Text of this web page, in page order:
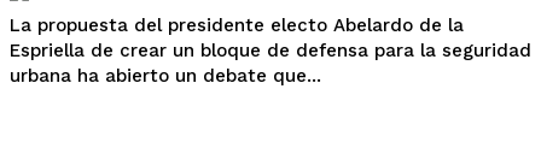
La propuesta del presidente electo Abelardo de la
Espriella de crear un bloque de defensa para la seguridad
urbana ha abierto un debate que...